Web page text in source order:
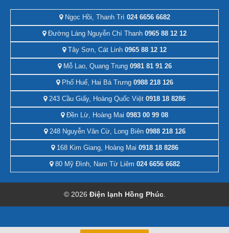
Ngọc Hồi, Thanh Trì 024 6656 6682
Đường Láng Nguyễn Chí Thanh 0965 88 12 12
Tây Sơn, Cát Linh 0965 88 12 12
Mỗ Lao, Quang Trung0981 81 91 26
Phố Huế, Hai Bà Trưng0988 218 126
243 Cầu Giấy, Hoàng Quốc Việt 0918 18 8286
Đền Lừ, Hoàng Mai 0983 00 99 08
248 Nguyễn Văn Cừ, Long Biên0988 218 126
168 Kim Giang, Hoàng Mai 0918 18 8286
80 Mỹ Đình, Nam Từ Liêm 024 6656 6682
© 2026 Điện lạnh Hồng Phúc.